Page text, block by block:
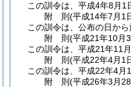
この訓令は、平成4年8月1
附 則(平成14年7月1
この訓令は、公布の日から
附 則(平成21年10月
この訓令は、平成21年11
附 則(平成22年4月1
この訓令は、平成22年4月
附 則(平成26年3月